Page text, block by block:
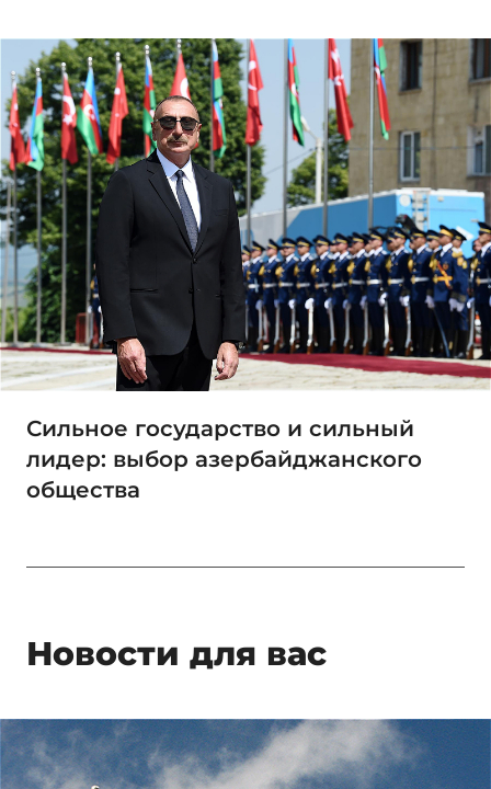
Сильное государство и сильный
лидер: выбор азербайджанского
общества
Новости для вас